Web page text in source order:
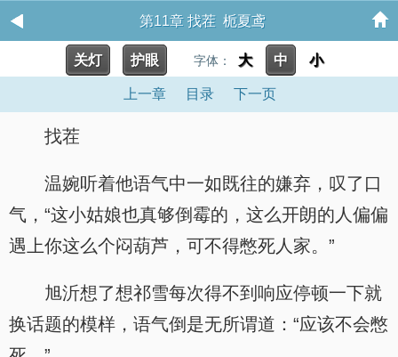
第11章 找茬 栀夏鸢
关灯 护眼 字体： 大 中 小
上一章 目录 下一页
找茬
温婉听着他语气中一如既往的嫌弃，叹了口
气，“这小姑娘也真够倒霉的，这么开朗的人偏偏
遇上你这么个闷葫芦，可不得憋死人家。”
旭沂想了想祁雪每次得不到响应停顿一下就
换话题的模样，语气倒是无所谓道：“应该不会憋